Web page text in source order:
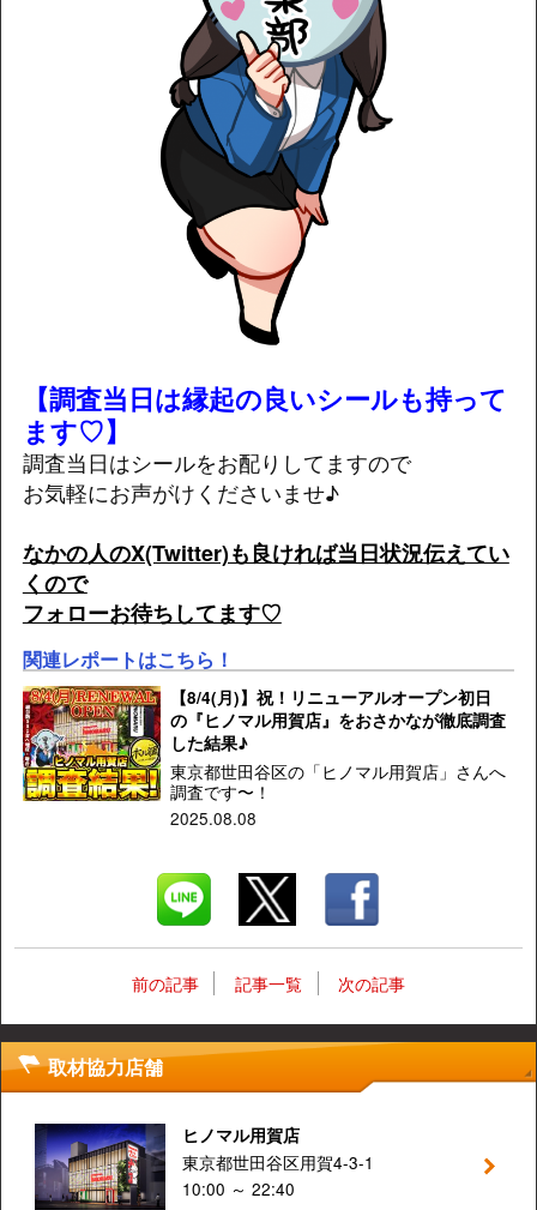
【調査当日は縁起の良いシールも持って
ます♡】
調査当日はシールをお配りしてますので
お気軽にお声がけくださいませ♪
なかの人のX(Twitter)も良ければ当日状況伝えてい
くので
フォローお待ちしてます♡
関連レポートはこちら！
【8/4(月)】祝！リニューアルオープン初日
の『ヒノマル用賀店』をおさかなが徹底調査
した結果♪
東京都世田谷区の「ヒノマル用賀店」さんへ
調査です〜！
2025.08.08
前の記事 記事一覧 次の記事
取材協力店舗
ヒノマル用賀店
東京都世田谷区用賀4-3-1
10:00 ～ 22:40